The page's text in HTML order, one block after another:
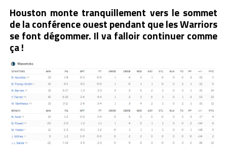
Houston monte tranquillement vers le sommet
de la conférence ouest pendant que les Warriors
se font dégommer. Il va falloir continuer comme
ça !